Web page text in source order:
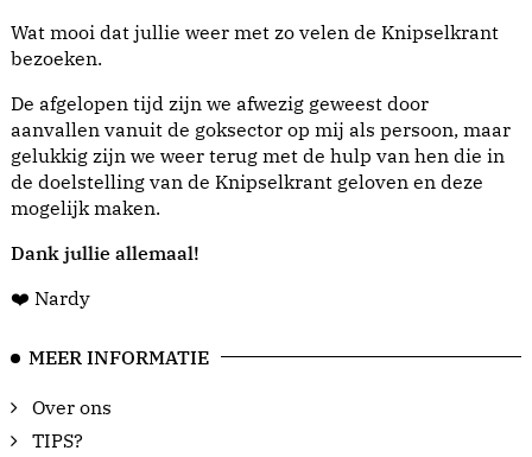
Wat mooi dat jullie weer met zo velen de Knipselkrant
bezoeken.
De afgelopen tijd zijn we afwezig geweest door
aanvallen vanuit de goksector op mij als persoon, maar
gelukkig zijn we weer terug met de hulp van hen die in
de doelstelling van de Knipselkrant geloven en deze
mogelijk maken.
Dank jullie allemaal!
❤️ Nardy
MEER INFORMATIE
Over ons
TIPS?